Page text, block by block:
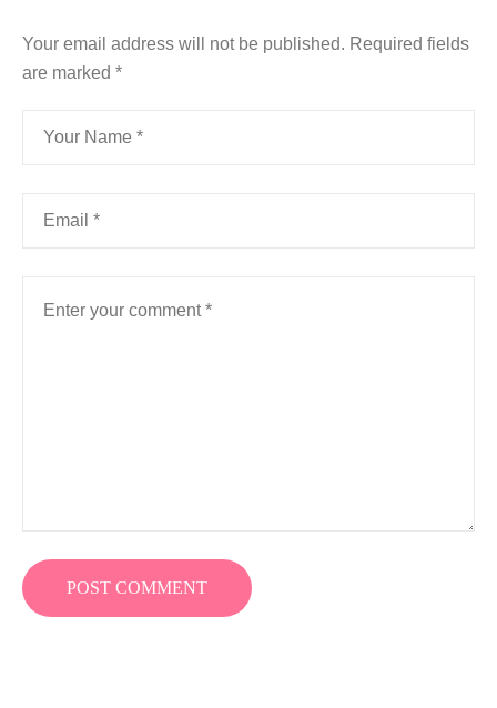
Your email address will not be published. Required fields
are marked *